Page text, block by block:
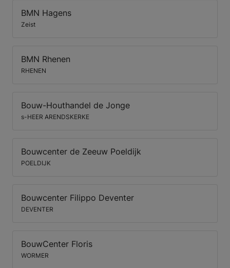
BMN Hagens
Zeist
BMN Rhenen
RHENEN
Bouw-Houthandel de Jonge
s-HEER ARENDSKERKE
Bouwcenter de Zeeuw Poeldijk
POELDIJK
Bouwcenter Filippo Deventer
DEVENTER
BouwCenter Floris
WORMER